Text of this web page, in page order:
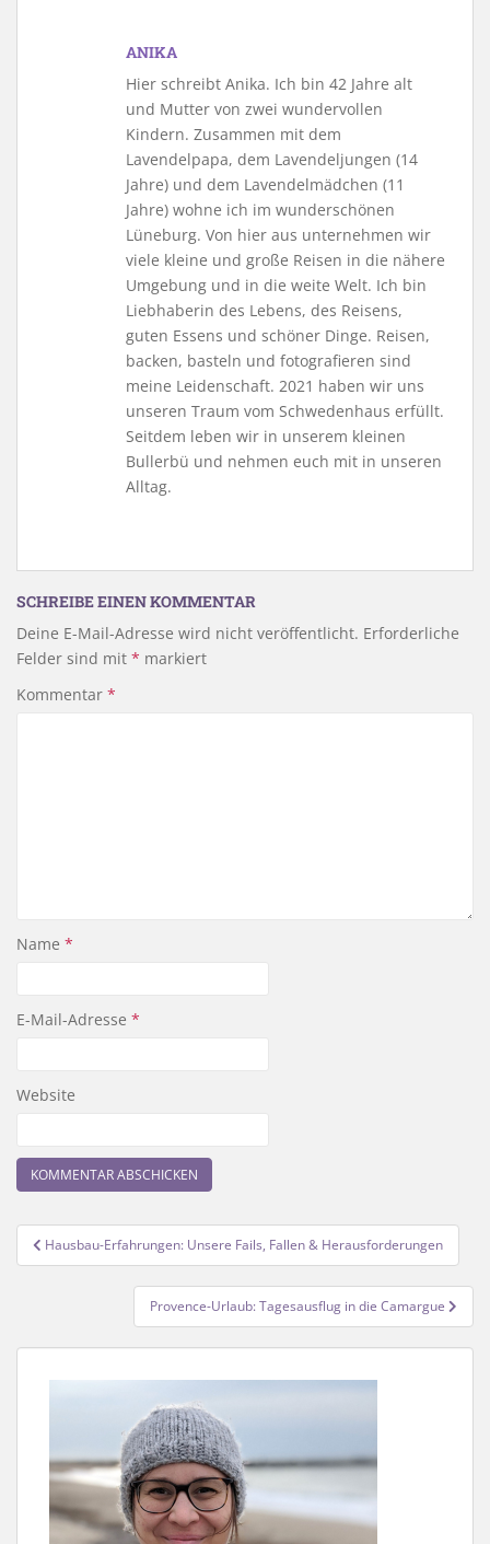
ANIKA
Hier schreibt Anika. Ich bin 42 Jahre alt
und Mutter von zwei wundervollen
Kindern. Zusammen mit dem
Lavendelpapa, dem Lavendeljungen (14
Jahre) und dem Lavendelmädchen (11
Jahre) wohne ich im wunderschönen
Lüneburg. Von hier aus unternehmen wir
viele kleine und große Reisen in die nähere
Umgebung und in die weite Welt. Ich bin
Liebhaberin des Lebens, des Reisens,
guten Essens und schöner Dinge. Reisen,
backen, basteln und fotografieren sind
meine Leidenschaft. 2021 haben wir uns
unseren Traum vom Schwedenhaus erfüllt.
Seitdem leben wir in unserem kleinen
Bullerbü und nehmen euch mit in unseren
Alltag.
SCHREIBE EINEN KOMMENTAR
Deine E-Mail-Adresse wird nicht veröffentlicht. Erforderliche
Felder sind mit * markiert
Kommentar *
Name *
E-Mail-Adresse *
Website
Beitragsnavigation
Hausbau-Erfahrungen: Unsere Fails, Fallen & Herausforderungen
Provence-Urlaub: Tagesausflug in die Camargue